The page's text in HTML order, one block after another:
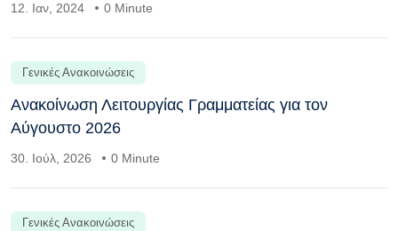
12. Ιαν, 2024 0 Minute
Γενικές Ανακοινώσεις
Ανακοίνωση Λειτουργίας Γραμματείας για τον
Αύγουστο 2026
30. Ιούλ, 2026 0 Minute
Γενικές Ανακοινώσεις